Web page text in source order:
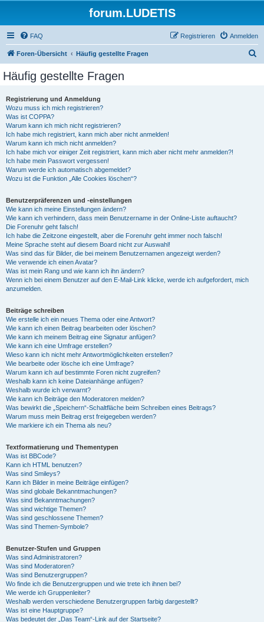
forum.LUDETIS
FAQ Anmelden
Registrieren
Foren-Übersicht Häufig gestellte Fragen
Häufig gestellte Fragen
Registrierung und Anmeldung
Wozu muss ich mich registrieren?
Was ist COPPA?
Warum kann ich mich nicht registrieren?
Ich habe mich registriert, kann mich aber nicht anmelden!
Warum kann ich mich nicht anmelden?
Ich habe mich vor einiger Zeit registriert, kann mich aber nicht mehr anmelden?!
Ich habe mein Passwort vergessen!
Warum werde ich automatisch abgemeldet?
Wozu ist die Funktion „Alle Cookies löschen“?
Benutzerpräferenzen und -einstellungen
Wie kann ich meine Einstellungen ändern?
Wie kann ich verhindern, dass mein Benutzername in der Online-Liste auftaucht?
Die Forenuhr geht falsch!
Ich habe die Zeitzone eingestellt, aber die Forenuhr geht immer noch falsch!
Meine Sprache steht auf diesem Board nicht zur Auswahl!
Was sind das für Bilder, die bei meinem Benutzernamen angezeigt werden?
Wie verwende ich einen Avatar?
Was ist mein Rang und wie kann ich ihn ändern?
Wenn ich bei einem Benutzer auf den E-Mail-Link klicke, werde ich aufgefordert, mich
anzumelden.
Beiträge schreiben
Wie erstelle ich ein neues Thema oder eine Antwort?
Wie kann ich einen Beitrag bearbeiten oder löschen?
Wie kann ich meinem Beitrag eine Signatur anfügen?
Wie kann ich eine Umfrage erstellen?
Wieso kann ich nicht mehr Antwortmöglichkeiten erstellen?
Wie bearbeite oder lösche ich eine Umfrage?
Warum kann ich auf bestimmte Foren nicht zugreifen?
Weshalb kann ich keine Dateianhänge anfügen?
Weshalb wurde ich verwarnt?
Wie kann ich Beiträge den Moderatoren melden?
Was bewirkt die „Speichern“-Schaltfläche beim Schreiben eines Beitrags?
Warum muss mein Beitrag erst freigegeben werden?
Wie markiere ich ein Thema als neu?
Textformatierung und Thementypen
Was ist BBCode?
Kann ich HTML benutzen?
Was sind Smileys?
Kann ich Bilder in meine Beiträge einfügen?
Was sind globale Bekanntmachungen?
Was sind Bekanntmachungen?
Was sind wichtige Themen?
Was sind geschlossene Themen?
Was sind Themen-Symbole?
Benutzer-Stufen und Gruppen
Was sind Administratoren?
Was sind Moderatoren?
Was sind Benutzergruppen?
Wo finde ich die Benutzergruppen und wie trete ich ihnen bei?
Wie werde ich Gruppenleiter?
Weshalb werden verschiedene Benutzergruppen farbig dargestellt?
Was ist eine Hauptgruppe?
Was bedeutet der „Das Team“-Link auf der Startseite?